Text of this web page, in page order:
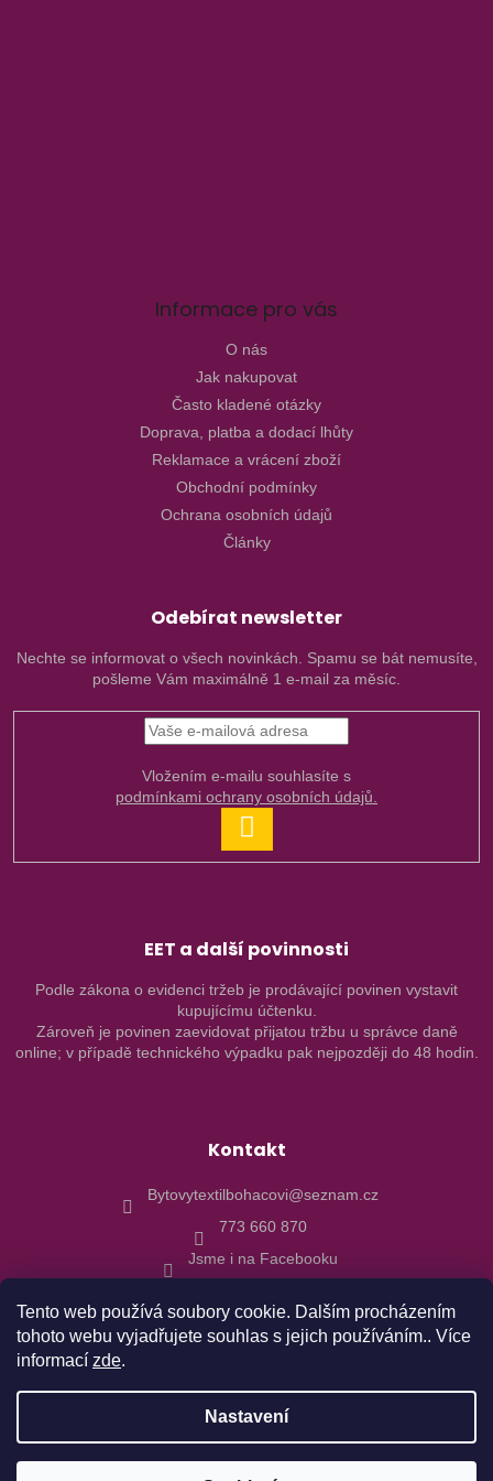
Tento web používá soubory cookie. Dalším procházením
tohoto webu vyjadřujete souhlas s jejich používáním.. Více
informací zde.
Nastavení
Informace pro vás
O nás
Jak nakupovat
Často kladené otázky
Doprava, platba a dodací lhůty
Reklamace a vrácení zboží
Obchodní podmínky
Ochrana osobních údajů
Články
Odebírat newsletter
Nechte se informovat o všech novinkách. Spamu se bát nemusíte,
pošleme Vám maximálně 1 e-mail za měsíc.
podmínkami ochrany osobních údajů.
SE
EET a další povinnosti
Podle zákona o evidenci tržeb je prodávající povinen vystavit
kupujícímu účtenku.
Zároveň je povinen zaevidovat přijatou tržbu u správce daně
online; v případě technického výpadku pak nejpozději do 48 hodin.
Kontakt
Bytovytextilbohacovi@seznam.cz
773 660 870
Jsme i na Facebooku